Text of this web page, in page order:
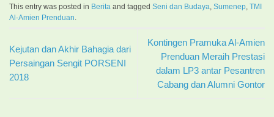
This entry was posted in Berita and tagged Seni dan Budaya Sumenep TMI
Al-Amien Prenduan
Kejutan dan Akhir Bahagia dari
Persaingan Sengit PORSENI
2018
Kontingen Pramuka Al-Amien
Prenduan Meraih Prestasi
dalam LP3 antar Pesantren
Cabang dan Alumni Gontor